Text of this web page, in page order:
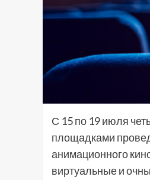
С 15 по 19 июля
площадками
анимационного
виртуальные и